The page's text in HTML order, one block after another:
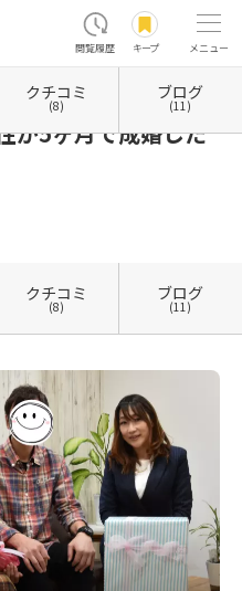
閲覧履歴 キープ メニュー
えんむすび charm 成婚者エピソード一覧
が5ヶ月で成婚した
クチコミ
(8)
ブログ
(11)
クチコミ
(8)
ブログ
(11)